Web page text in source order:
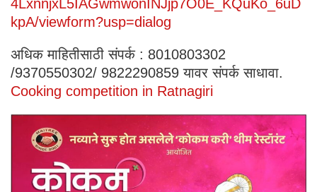
4LxnnjxL5IAGwmwonINJjp7O0E_KQuKo_6uD
kpA/viewform?usp=dialog
अधिक माहितीसाठी संपर्क : 8010803302
/9370550302/ 9822290859 यावर संपर्क साधावा.
Cooking competition in Ratnagiri